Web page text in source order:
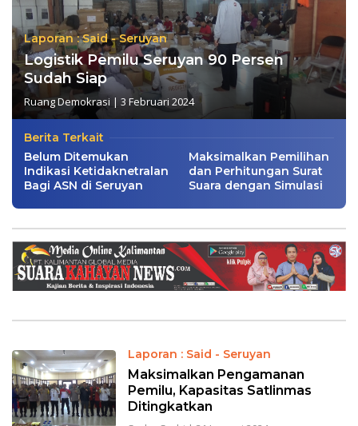
Laporan : Said - Seruyan
Logistik Pemilu Seruyan 90 Persen
Sudah Siap
Ruang Demokrasi | 3 Februari 2024
Berita Terkait
Belum Ditemukan
Indikasi Ketidaknetralan
Bagi ASN di Seruyan
Maksimalkan Pemilihan
dan Perhitungan Surat
Suara dengan Simulasi
Laporan : Said - Seruyan
Maksimalkan Pengamanan
Pemilu, Kapasitas Satlinmas
Ditingkatkan